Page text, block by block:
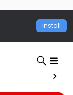
Install